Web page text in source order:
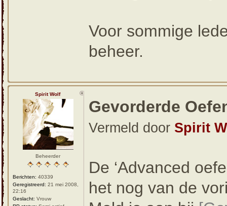
Voor sommige
beheer.
Spirit Wolf
Beheerder
Berichten: 40339
Geregistreerd: 21 mei 2008,
22:16
Geslacht: Vrouw
Gevorderde
Vermeld door Spirit
De ‘Advanced
het nog van de